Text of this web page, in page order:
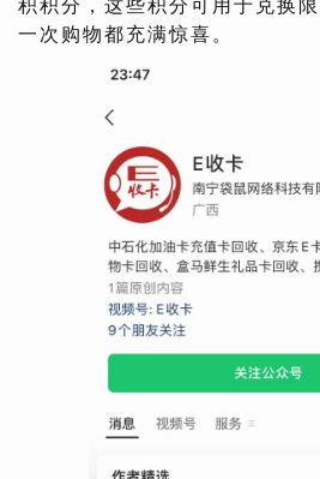
积积分，这些积分可用于兑换
一次购物都充满惊喜。